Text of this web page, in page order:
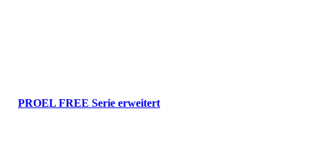
PROEL FREE Serie erweitert